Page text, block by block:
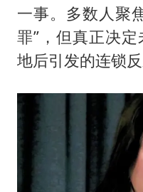
一事。多数人聚
罪”，但真正决
地后引发的连锁反